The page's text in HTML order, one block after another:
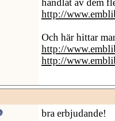
http://
Och här hittar
http://
http://
bra erbjudande!